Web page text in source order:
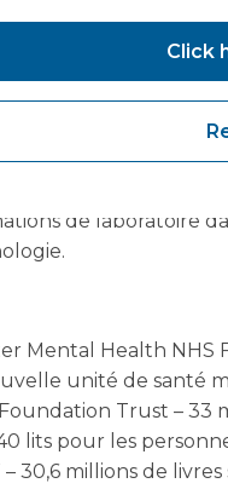
du South
les soins primaires
Tyne Hospitals
cardiaques
NHS Trust –
de laboratoire
Mental Health NHS
unité de santé
Foundation Trust –
lits pour les
– 30,6 millions de
Click